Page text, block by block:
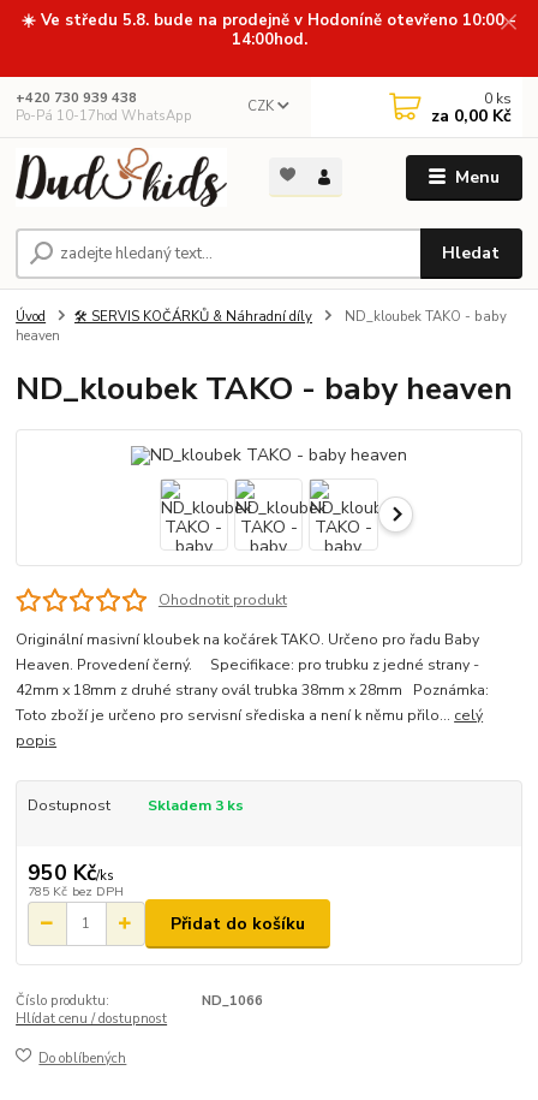
☀️ Ve středu 5.8. bude na prodejně v Hodoníně otevřeno 10:00 -
14:00hod.
Menu
CZK
Hledat
+420 730 939 438
Po-Pá 10-17hod WhatsApp
0 ks
za 0,00 Kč
Úvod 🛠️ SERVIS KOČÁRKŮ & Náhradní díly
ND_kloubek TAKO - baby
heaven
ND_kloubek TAKO - baby heaven
Ohodnotit produkt
Originální masivní kloubek na kočárek TAKO. Určeno pro řadu Baby
Heaven. Provedení černý. Specifikace: pro trubku z jedné strany -
42mm x 18mm z druhé strany ovál trubka 38mm x 28mm Poznámka:
Toto zboží je určeno pro servisní sřediska a není k němu přilo... celý
popis
Dostupnost Skladem 3 ks
950 Kč/ks
785 Kč bez DPH
Přidat do košíku
Číslo produktu:
ND_1066
Hlídat cenu / dostupnost
Do oblíbených